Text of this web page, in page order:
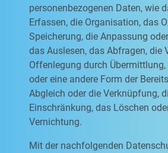
personenbezogenen Daten, wie
Erfassen, die Organisation, das
Speicherung, die Anpassung
das Auslesen, das Abfragen, die
Offenlegung durch Übermittlung,
oder eine andere Form der
Abgleich oder die Verknüpfung,
Einschränkung, das Löschen
Vernichtung.
Mit der nachfolgenden